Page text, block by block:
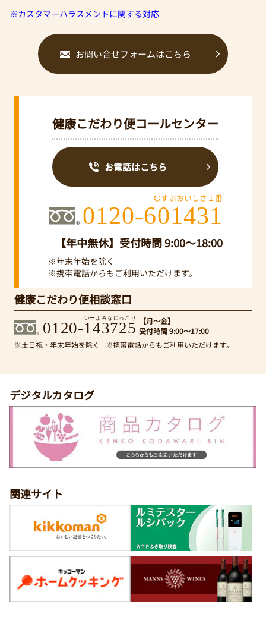
※カスタマーハラスメントに関する対応
お問い合せフォームはこちら
健康こだわり便コールセンター
お電話はこちら
むすぶおいしさ１番
0120-601431
【年中無休】受付時間 9:00～18:00
※年末年始を除く
※携帯電話からもご利用いただけます。
健康こだわり便相談窓口
いーよみなにっこり
0120-143725
【月～金】
受付時間 9:00～17:00
※土日祝・年末年始を除く
※携帯電話からもご利用いただけます。
デジタルカタログ
関連サイト